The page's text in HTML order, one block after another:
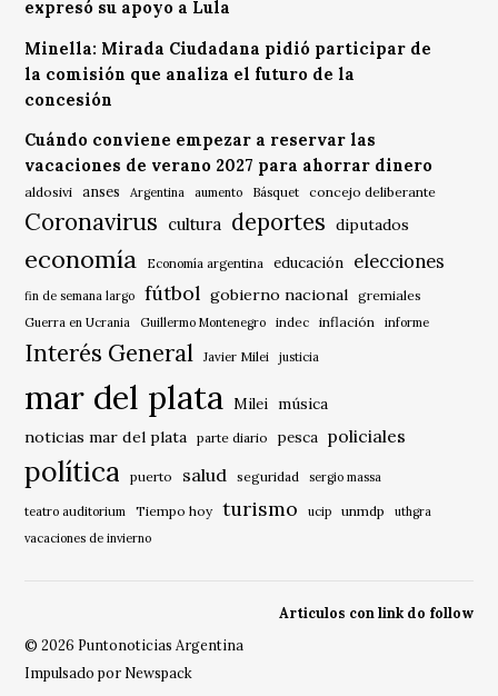
expresó su apoyo a Lula
Minella: Mirada Ciudadana pidió participar de
la comisión que analiza el futuro de la
concesión
Cuándo conviene empezar a reservar las
vacaciones de verano 2027 para ahorrar dinero
aldosivi anses Argentina aumento Básquet concejo deliberante
Coronavirus cultura deportes diputados
economía Economía argentina educación elecciones
fin de semana largo fútbol gobierno nacional gremiales
Guerra en Ucrania Guillermo Montenegro indec inflación informe
Interés General Javier Milei justicia
mar del plata Milei música
noticias mar del plata
parte diario pesca policiales
política puerto salud seguridad sergio massa
teatro auditorium Tiempo hoy turismo ucip unmdp
uthgra
vacaciones de invierno
Articulos con link do follow
© 2026 Puntonoticias Argentina
Impulsado por Newspack